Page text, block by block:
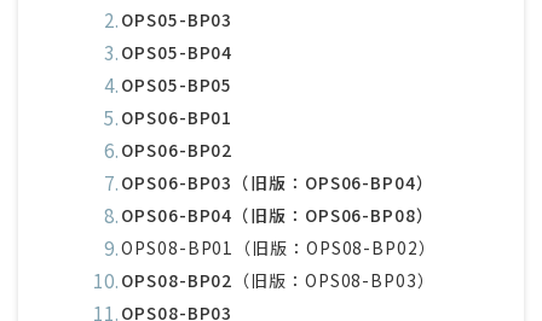
OPS05-BP03
OPS05-BP04
OPS05-BP05
OPS06-BP01
OPS06-BP02
OPS06-BP03（旧版：OPS06-BP04）
OPS06-BP04（旧版：OPS06-BP08）
OPS08-BP01（旧版：OPS08-BP02）
OPS08-BP02 （旧版：OPS08-BP03）
OPS08-BP03